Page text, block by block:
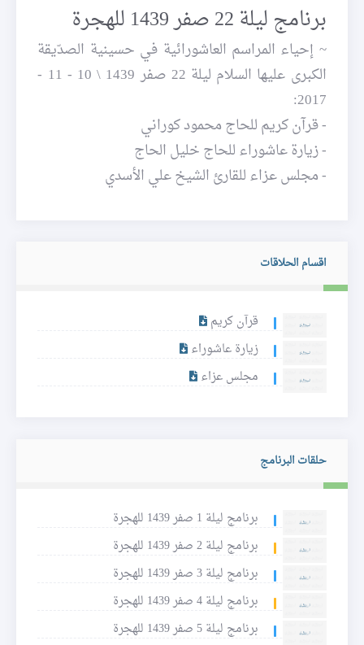
برنامج ليلة 22 صفر 1439 للهجرة
~ إحياء المراسم العاشورائية في حسينية الصدّيقة
الكبرى عليها السلام ليلة 22 صفر 1439 \ 10 - 11 -
2017:
- قرآن كريم للحاج محمود كوراني
- زيارة عاشوراء للحاج خليل الحاج
- مجلس عزاء للقارئ الشيخ علي الأسدي
اقسام الحلاقات
قرآن كريم
زيارة عاشوراء
مجلس عزاء
حلقات البرنامج
برنامج ليلة 1 صفر 1439 للهجرة
برنامج ليلة 2 صفر 1439 للهجرة
برنامج ليلة 3 صفر 1439 للهجرة
برنامج ليلة 4 صفر 1439 للهجرة
برنامج ليلة 5 صفر 1439 للهجرة